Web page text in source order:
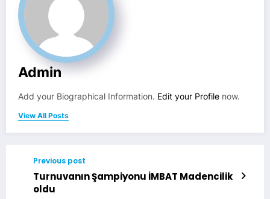
Admin
Add your Biographical Information. Edit your Profile now.
View All Posts
Previous post
Turnuvanın Şampiyonu İMBAT Madencilik
oldu